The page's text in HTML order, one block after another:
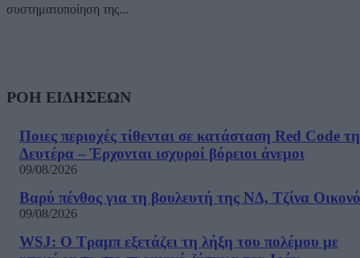
συστηματοποίηση της...
ΡΟΗ ΕΙΔΗΣΕΩΝ
Ποιες περιοχές τίθενται σε κατάσταση Red Code τη
Δευτέρα – Έρχονται ισχυροί βόρειοι άνεμοι
09/08/2026
Βαρύ πένθος για τη βουλευτή της ΝΔ, Τζίνα
09/08/2026
WSJ: Ο Τραμπ εξετάζει τη λήξη του πολέμου με